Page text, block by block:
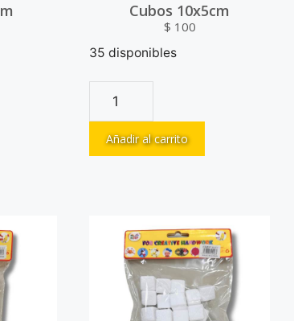
Cubos 10x5cm
$ 100
35 disponibles
Añadir al carrito